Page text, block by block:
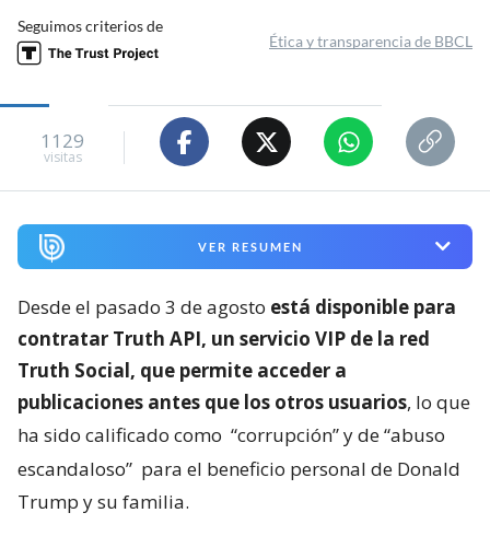
Seguimos criterios de
Ética y transparencia de BBCL
1129
visitas
VER RESUMEN
Desde el pasado 3 de agosto está disponible para
contratar Truth API, un servicio VIP de la red
Truth Social, que permite acceder a
publicaciones antes que los otros usuarios, lo que
ha sido calificado como “corrupción” y de “abuso
escandaloso” para el beneficio personal de Donald
Trump y su familia.